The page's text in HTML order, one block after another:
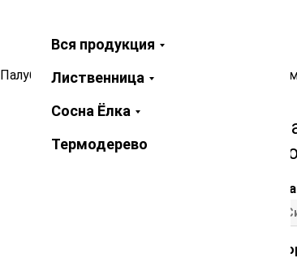
Закрыть
Вся продукция
Лиственница
Сосна Ёлка
Термодерево
Палубная доска из лиственницы 45х90х2500